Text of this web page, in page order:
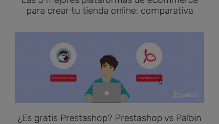
para crear tu tienda online: comparativa
¿Es gratis Prestashop? Prestashop vs Palbin